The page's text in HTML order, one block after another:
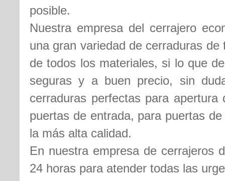
posible.
Nuestra empresa del cerrajero
una gran variedad de cerraduras
de todos los materiales, si lo que
seguras y a buen precio, sin
cerraduras perfectas para
puertas de entrada, para puertas
la más alta calidad.
En nuestra empresa de cerrajeros
24 horas para atender todas las